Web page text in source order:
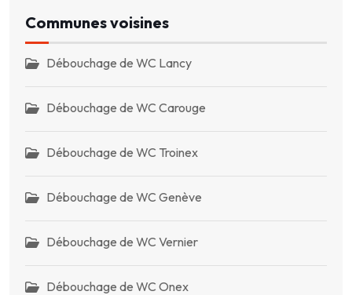
Communes voisines
Débouchage de WC Lancy
Débouchage de WC Carouge
Débouchage de WC Troinex
Débouchage de WC Genève
Débouchage de WC Vernier
Débouchage de WC Onex